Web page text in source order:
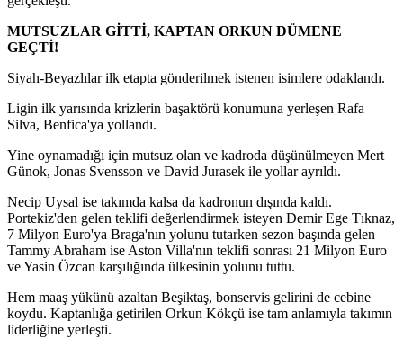
MUTSUZLAR GİTTİ, KAPTAN ORKUN DÜMENE
GEÇTİ!
Siyah-Beyazlılar ilk etapta gönderilmek istenen isimlere odaklandı.
Ligin ilk yarısında krizlerin başaktörü konumuna yerleşen Rafa
Silva, Benfica'ya yollandı.
Yine oynamadığı için mutsuz olan ve kadroda düşünülmeyen Mert
Günok, Jonas Svensson ve David Jurasek ile yollar ayrıldı.
Necip Uysal ise takımda kalsa da kadronun dışında kaldı.
Portekiz'den gelen teklifi değerlendirmek isteyen Demir Ege Tıknaz,
7 Milyon Euro'ya Braga'nın yolunu tutarken sezon başında gelen
Tammy Abraham ise Aston Villa'nın teklifi sonrası 21 Milyon Euro
ve Yasin Özcan karşılığında ülkesinin yolunu tuttu.
Hem maaş yükünü azaltan Beşiktaş, bonservis gelirini de cebine
koydu. Kaptanlığa getirilen Orkun Kökçü ise tam anlamıyla takımın
liderliğine yerleşti.